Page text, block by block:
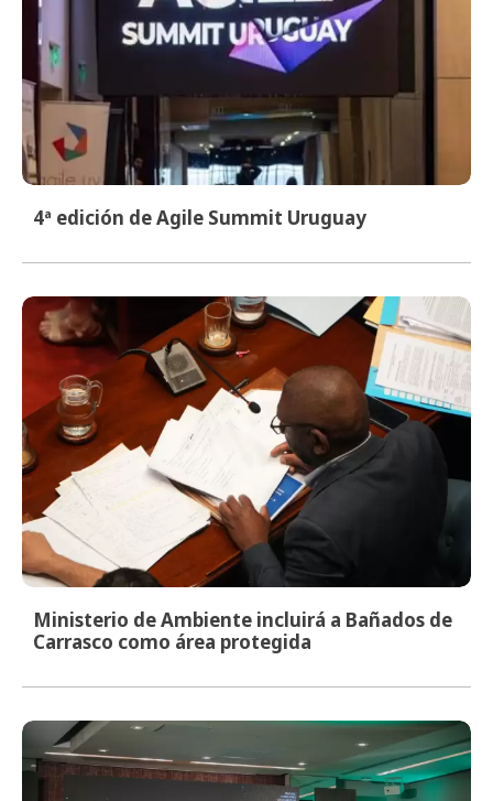
4ª edición de Agile Summit Uruguay
Ministerio de Ambiente incluirá a Bañados de
Carrasco como área protegida